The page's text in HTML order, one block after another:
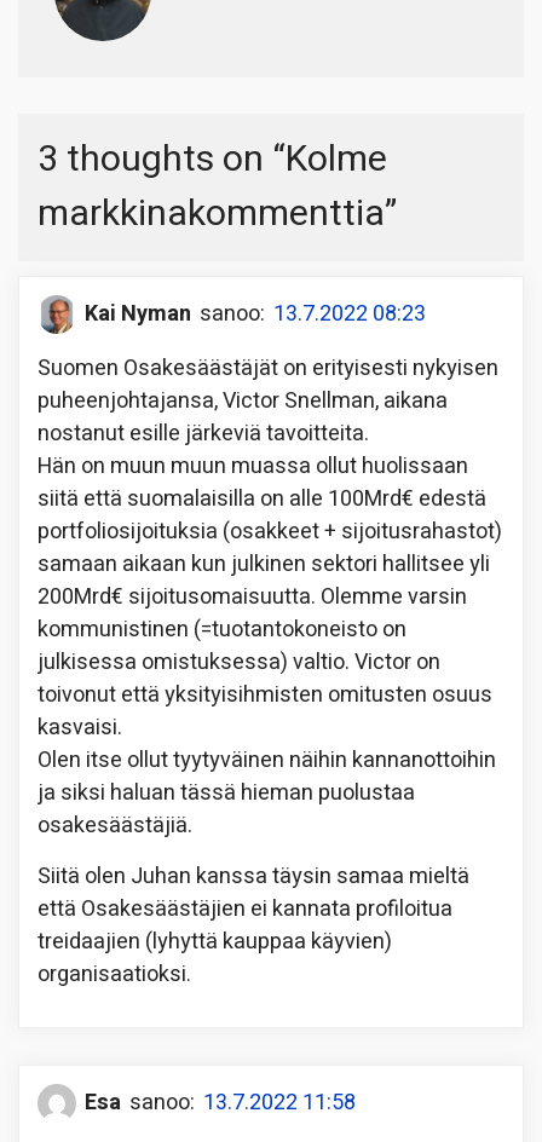
3 thoughts on “Kolme
markkinakommenttia”
Kai Nyman sanoo: 13.7.2022 08:23
Suomen Osakesäästäjät on erityisesti nykyisen
puheenjohtajansa, Victor Snellman, aikana
nostanut esille järkeviä tavoitteita.
Hän on muun muun muassa ollut huolissaan
siitä että suomalaisilla on alle 100Mrd€ edestä
portfoliosijoituksia (osakkeet + sijoitusrahastot)
samaan aikaan kun julkinen sektori hallitsee yli
200Mrd€ sijoitusomaisuutta. Olemme varsin
kommunistinen (=tuotantokoneisto on
julkisessa omistuksessa) valtio. Victor on
toivonut että yksityisihmisten omitusten osuus
kasvaisi.
Olen itse ollut tyytyväinen näihin kannanottoihin
ja siksi haluan tässä hieman puolustaa
osakesäästäjiä.
Siitä olen Juhan kanssa täysin samaa mieltä
että Osakesäästäjien ei kannata profiloitua
treidaajien (lyhyttä kauppaa käyvien)
organisaatioksi.
Esa sanoo: 13.7.2022 11:58